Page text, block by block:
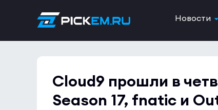
Новости
Cloud9 прошли в
Season 17, fnatic и